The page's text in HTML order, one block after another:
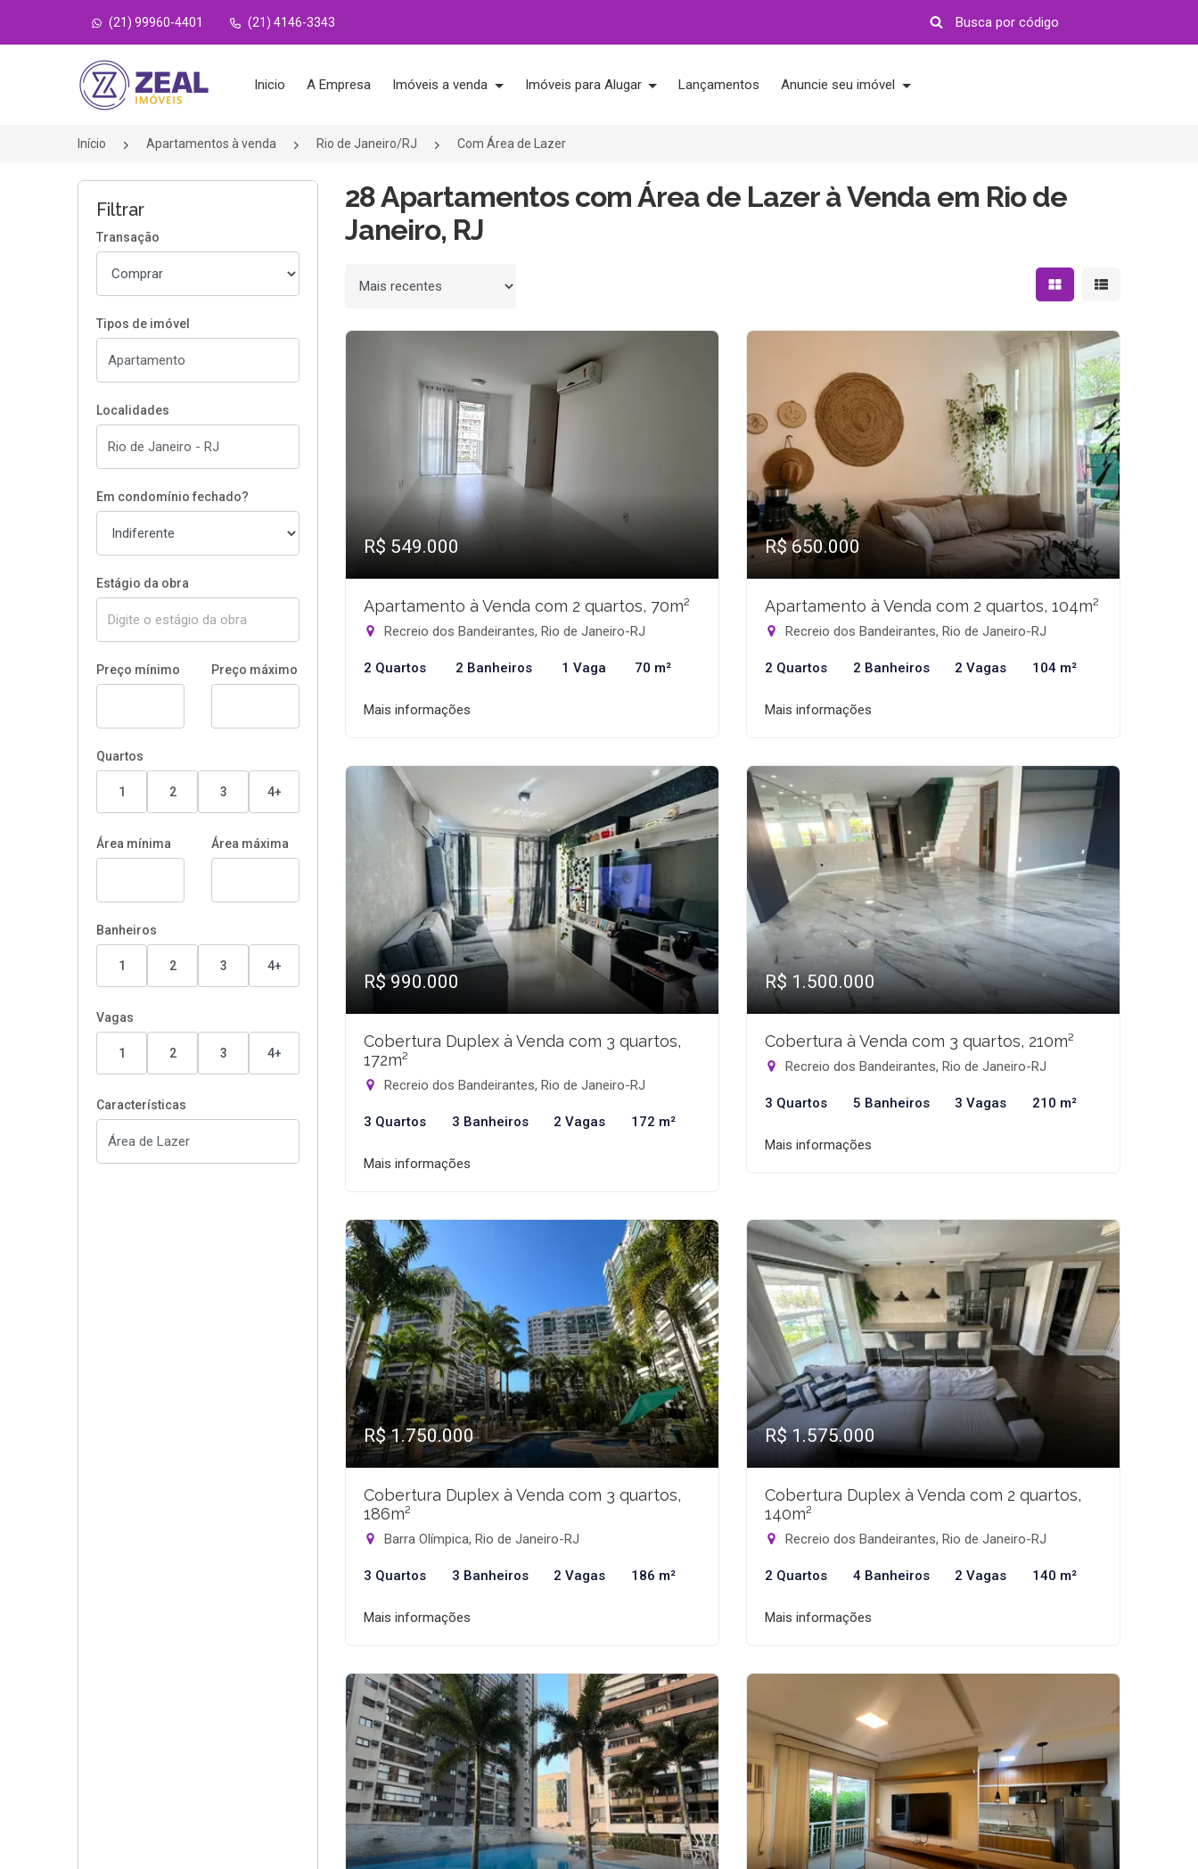
(21) 99960-4401 (21) 4146-3343
Página inicial
Inicio A Empresa Imóveis a venda Imóveis para Alugar Lançamentos Anuncie seu imóvel
Início Apartamentos à venda Rio de Janeiro/RJ Com Área de Lazer
Filtrar
Transação
Tipos de imóvel
Localidades
Em condomínio fechado?
Estágio da obra
Preço mínimo Preço máximo
Quartos
1 2 3 4+
Área mínima Área máxima
Banheiros
1 2 3 4+
Vagas
1 2 3 4+
Características
28 Apartamentos com Área de Lazer à Venda em Rio de
Janeiro, RJ
Ordenar por Mostrar resultados em
Mostrar
R$ 549.000
Apartamento à Venda com 2 quartos, 70m²
Recreio dos Bandeirantes, Rio de Janeiro-RJ
2 Quartos 2 Banheiros 1 Vaga 70 m²
Mais informações
R$ 650.000
Apartamento à Venda com 2 quartos, 104m²
Recreio dos Bandeirantes, Rio de Janeiro-RJ
2 Quartos 2 Banheiros 2 Vagas 104 m²
Mais informações
R$ 990.000
Cobertura Duplex à Venda com 3 quartos,
172m²
Recreio dos Bandeirantes, Rio de Janeiro-RJ
3 Quartos 3 Banheiros 2 Vagas 172 m²
Mais informações
R$ 1.500.000
Cobertura à Venda com 3 quartos, 210m²
Recreio dos Bandeirantes, Rio de Janeiro-RJ
3 Quartos 5 Banheiros 3 Vagas 210 m²
Mais informações
R$ 1.750.000
Cobertura Duplex à Venda com 3 quartos,
186m²
Barra Olímpica, Rio de Janeiro-RJ
3 Quartos 3 Banheiros 2 Vagas 186 m²
Mais informações
R$ 1.575.000
Cobertura Duplex à Venda com 2 quartos,
140m²
Recreio dos Bandeirantes, Rio de Janeiro-RJ
2 Quartos 4 Banheiros 2 Vagas 140 m²
Mais informações